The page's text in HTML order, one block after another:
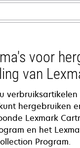
voor
van
verbruiksartikelen
hergebruiken
Lexmark
en het
Program.